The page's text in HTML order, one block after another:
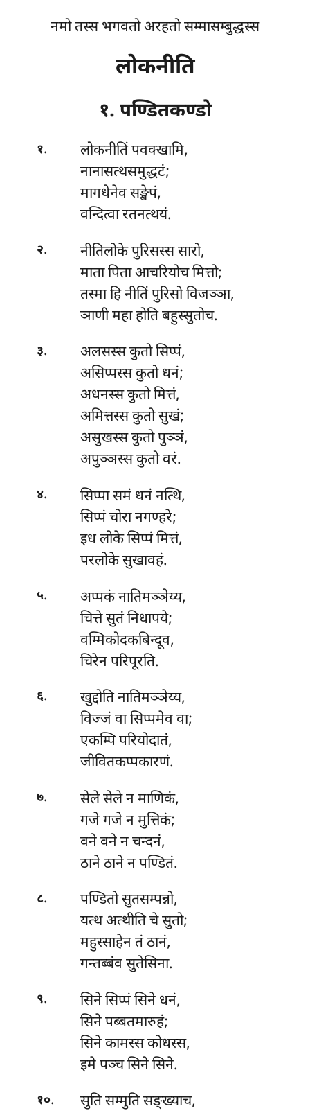
नमो तस्स भगवतो अरहतो सम्मासम्बुद्धस्स
लोकनीति
१. पण्डितकण्डो
१. लोकनीतिंपवक्खामि,
नानासत्थसमुद्धटं;
मागधेनेव सङ्खेपं,
वन्दित्वा रतनत्थयं.
२.
नीतिलोके पुरिसस्स सारो,
माता पिता आचरियोच मित्तो;
तस्मा हि नीतिं पुरिसो विजञ्ञा,
ञाणी महा होति बहुस्सुतोच.
३.
अलसस्स कुतो सिप्पं,
असिप्पस्स कुतो धनं;
अधनस्स कुतो मित्तं,
अमित्तस्स कुतो सुखं;
असुखस्सकुतो पुञ्ञं,
अपुञ्ञस्स कुतो वरं.
४.
सिप्पा समं धनं नत्थि,
सिप्पं चोरा नगण्हरे;
इध लोके सिप्पं मित्तं,
परलोके सुखावहं.
५.
अप्पकं नातिमञ्ञेय्य,
चित्ते सुतं निधापये;
वम्मिकोदकबिन्दूव,
चिरेन परिपूरति.
६.
खुद्दोति नातिमञ्ञेय्य,
विज्जं वा सिप्पमेव वा;
एकम्पि परियोदातं,
जीवितकप्पकारणं.
७.
सेले सेले न माणिकं,
गजे गजे न मुत्तिकं;
वने वने न चन्दनं,
ठाने ठाने न पण्डितं.
८.
पण्डितो सुतसम्पन्नो,
यत्थ अत्थीति चे सुतो;
महुस्साहेनतं ठानं,
गन्तब्बंव सुतेसिना.
९.
सिने सिप्पं सिने धनं,
सिने पब्बतमारुहं;
सिने कामस्स कोधस्स,
इमे पञ्च सिने सिने.
१०.
सुति सम्मुति सङ्ख्याच,